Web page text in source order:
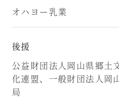
オハヨー乳業
後援
公益財団法人岡山県郷土
化連盟、一般財団法人岡
局